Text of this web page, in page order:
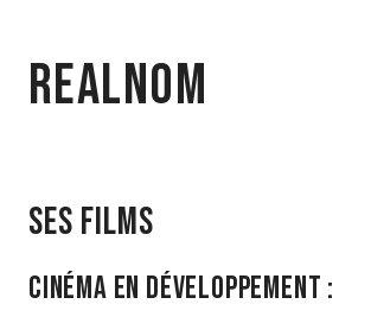
realnom
Ses films
Cinéma en développement :